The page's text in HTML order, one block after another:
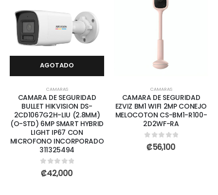
AGOTADO
CAMARAS
CAMARA DE SEGURIDAD
BULLET HIKVISION DS-
2CD1067G2H-LIU (2.8MM)
(O-STD) 6MP SMART HYBRID
LIGHT IP67 CON
MICROFONO INCORPORADO
311325494
0out of 5
₡42,000
CAMARAS
CAMARA DE SEGURIDAD
EZVIZ BM1 WIFI 2MP CONEJO
MELOCOTON CS-BM1-R100-
2D2WF-RA
0out of 5
₡56,100